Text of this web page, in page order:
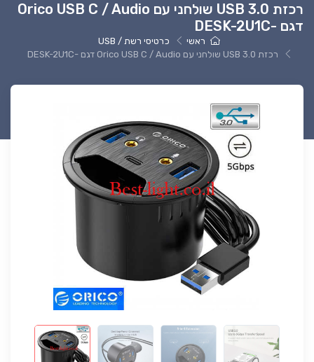
רכזת 3.0 USB שולחני עם Orico USB C / Audio
דגם -DESK-2U1C
ראשי
כרטיסי רשת / USB
רכזת 3.0 USB שולחני עם Orico USB C / Audio דגם -DESK-2U1C